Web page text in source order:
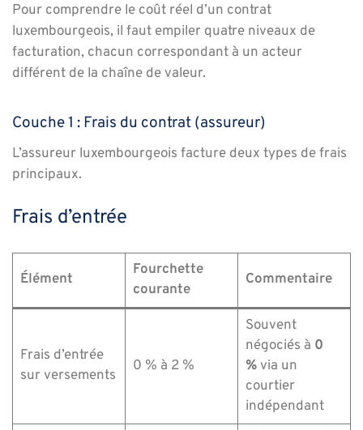
Pour comprendre le coût réel d’un contrat
luxembourgeois, il faut empiler quatre niveaux de
facturation, chacun correspondant à un acteur
différent de la chaîne de valeur.
Couche 1 : Frais du contrat (assureur)
L’assureur luxembourgeois facture deux types de frais
principaux.
Frais d’entrée
Élément
Fourchette
courante
Commentaire
Frais d’entrée
sur versements
0 % à 2 %
Souvent
négociés à 0
%via un
courtier
indépendant